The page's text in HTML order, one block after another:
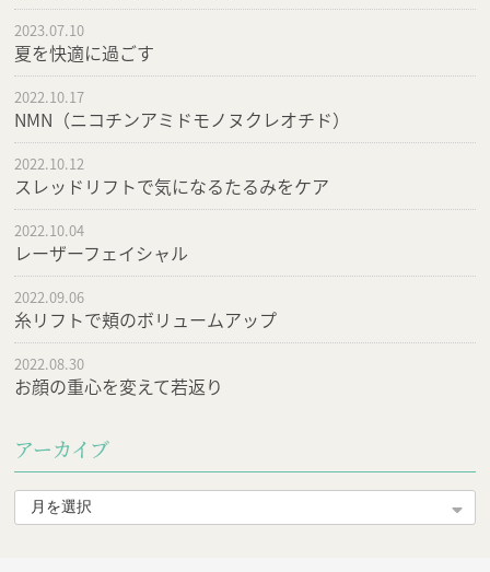
夏を快適に過ごす
2023.07.10
NMN（ニコチンアミドモノヌクレオチド）
2022.10.17
スレッドリフトで気になるたるみをケア
2022.10.12
レーザーフェイシャル
2022.10.04
糸リフトで頬のボリュームアップ
2022.09.06
お顔の重心を変えて若返り
2022.08.30
アーカイブ